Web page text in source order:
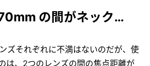
の間がネック…
ズそれぞれに不満はないのだが、使
は、2つのレンズの間の焦点距離が